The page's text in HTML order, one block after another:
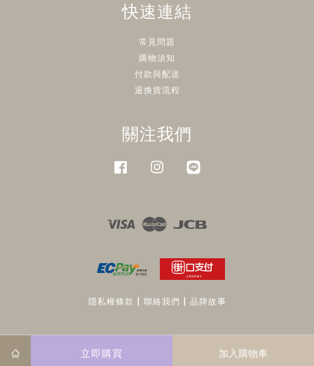
立即購買 加入購物車
快速連結
常見問題
購物須知
付款與配送
退換貨流程
關注我們
Facebook Instagram
Visa Master
隱私權條款 聯絡我們 品牌故事